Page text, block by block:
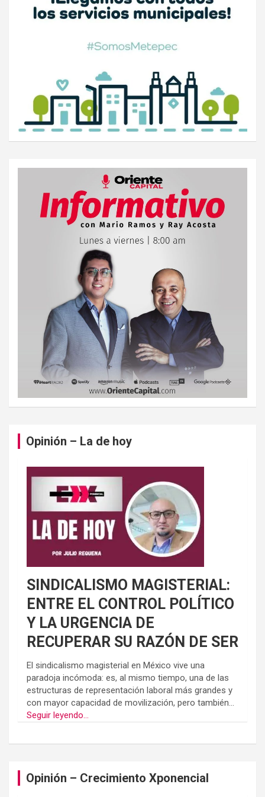
Opinión – La de hoy
SINDICALISMO MAGISTERIAL:
ENTRE EL CONTROL POLÍTICO
Y LA URGENCIA DE
RECUPERAR SU RAZÓN DE SER
El sindicalismo magisterial en México vive una
paradoja incómoda: es, al mismo tiempo, una de las
estructuras de representación laboral más grandes y
con mayor capacidad de movilización, pero también...
Seguir leyendo...
Opinión – Crecimiento Xponencial